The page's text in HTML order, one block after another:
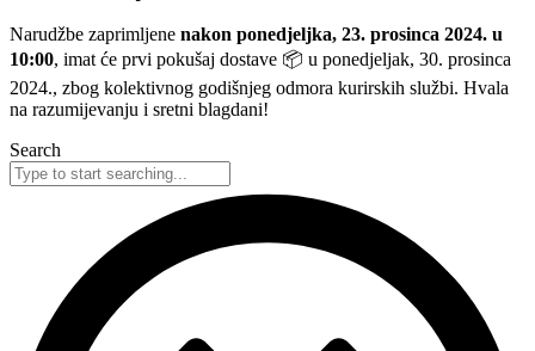
Narudžbe zaprimljene nakon ponedjeljka, 23. prosinca 2024. u
10:00, imat će prvi pokušaj dostave 📦 u ponedjeljak, 30. prosinca
2024., zbog kolektivnog godišnjeg odmora kurirskih službi. Hvala
na razumijevanju i sretni blagdani!
Search